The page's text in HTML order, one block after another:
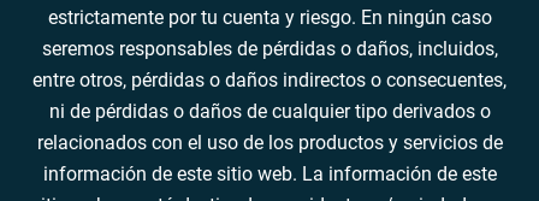
estrictamente por tu cuenta y riesgo. En ningún caso
seremos responsables de pérdidas o daños, incluidos,
entre otros, pérdidas o daños indirectos o consecuentes,
ni de pérdidas o daños de cualquier tipo derivados o
relacionados con el uso de los productos y servicios de
información de este sitio web. La información de este